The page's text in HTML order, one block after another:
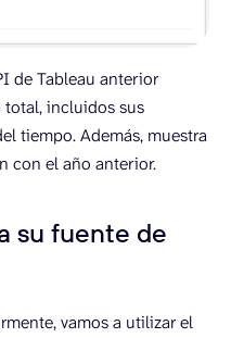
de Tableau anterior
total, incluidos sus
tiempo. Además, muestra
con el año anterior.
su fuente de
vamos a utilizar el